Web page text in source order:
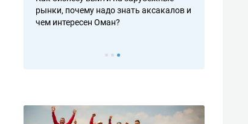
рынки, почему надо знать аксакалов и
чем интересен Оман?